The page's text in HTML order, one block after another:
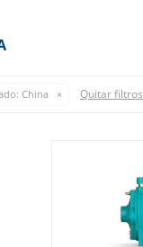
China Quitar filtros